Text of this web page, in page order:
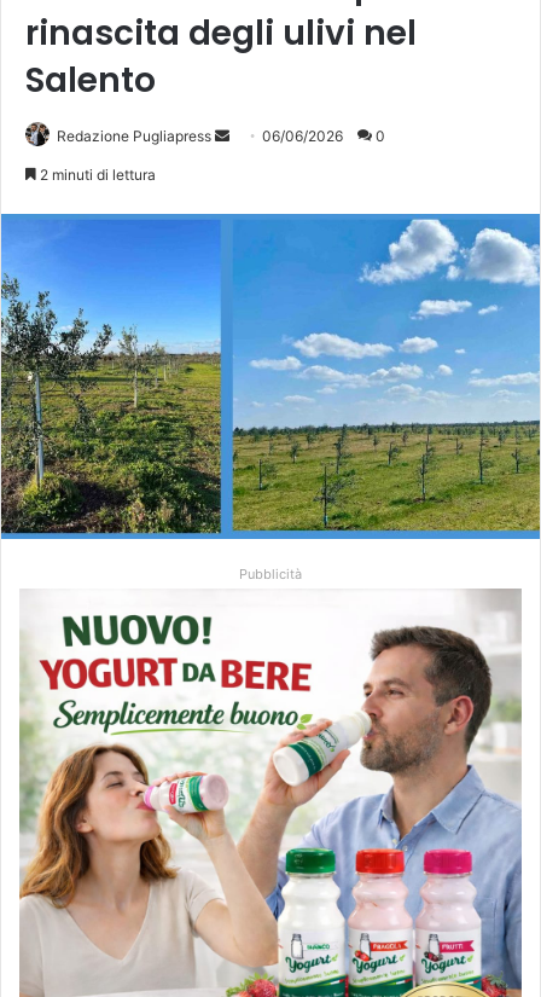
rinascita degli ulivi nel
Salento
Redazione Pugliapress
Invia 06/06/2026 0
2 minuti di lettura
Pubblicità